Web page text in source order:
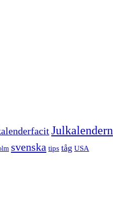
Julkalendern
svenska tips tåg USA